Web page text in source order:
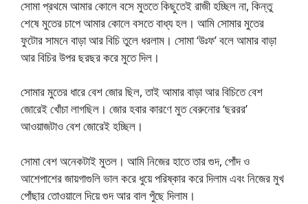
সোমা প্রথমে আমার কোলে বসে মুততে কিছুতেই রাজী হচ্ছিল না, কিন্তু
শেষে মুতের চাপে আমার কোলে বসতে বাধ্য হল। আমি সোমার মুতের
ফুটোর সামনে বাড়া আর বিচি তুলে ধরলাম। সোমা ‘উঃফ’ বলে আমার বাড়া
আর বিচির উপর ছরছর করে মুতে দিল।
সোমার মুতের ধারে বেশ জোর ছিল, তাই আমার বাড়া আর বিচিতে বেশ
জোরেই খোঁচা লাগছিল। জোর হবার কারণে মুত বেরুনোর ‘ছররর’
আওয়াজটাও বেশ জোরেই হচ্ছিল।
সোমা বেশ অনেকটাই মুতল। আমি নিজের হাতে তার গুদ, পোঁদ ও
আশেপাশের জায়গাগুলি ভাল করে ধুয়ে পরিষ্কার করে দিলাম এবং নিজের মুখ
পোঁছার তোওয়ালে দিয়ে গুদ আর বাল পুঁছে দিলাম।